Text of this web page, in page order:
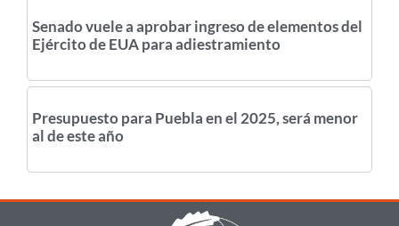
Senado vuele a aprobar ingreso de elementos del
Ejército de EUA para adiestramiento
Presupuesto para Puebla en el 2025, será menor
al de este año